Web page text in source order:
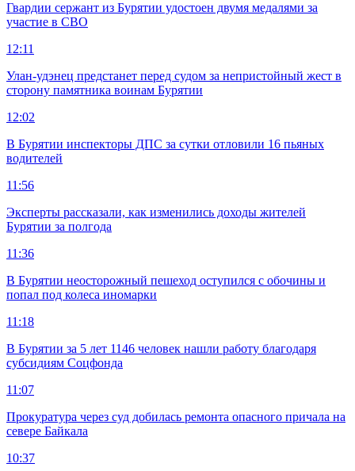
Гвардии сержант из Бурятии удостоен двумя медалями за
участие в СВО
12:11
Улан-удэнец предстанет перед судом за непристойный жест в
сторону памятника воинам Бурятии
12:02
В Бурятии инспекторы ДПС за сутки отловили 16 пьяных
водителей
11:56
Эксперты рассказали, как изменились доходы жителей
Бурятии за полгода
11:36
В Бурятии неосторожный пешеход оступился с обочины и
попал под колеса иномарки
11:18
В Бурятии за 5 лет 1146 человек нашли работу благодаря
субсидиям Соцфонда
11:07
Прокуратура через суд добилась ремонта опасного причала на
севере Байкала
10:37